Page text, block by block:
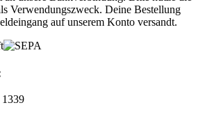
Verwendungszweck. Deine Bestellung
auf unserem Konto versandt.